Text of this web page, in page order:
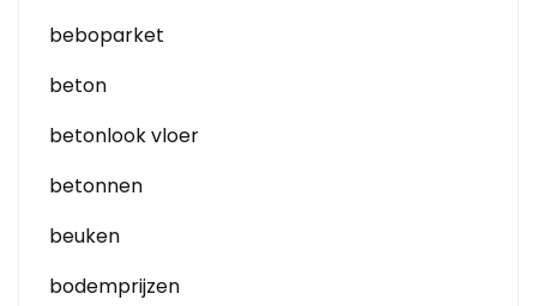
beboparket
beton
betonlook vloer
betonnen
beuken
bodemprijzen